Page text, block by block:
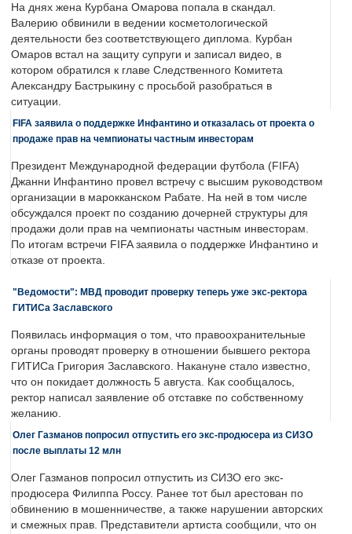
На днях жена Курбана Омарова попала в скандал.
Валерию обвинили в ведении косметологической
деятельности без соответствующего диплома. Курбан
Омаров встал на защиту супруги и записал видео, в
котором обратился к главе Следственного Комитета
Александру Бастрыкину с просьбой разобраться в
ситуации.
FIFA заявила о поддержке Инфантино и отказалась от проекта о
продаже прав на чемпионаты частным инвесторам
Президент Международной федерации футбола (FIFA)
Джанни Инфантино провел встречу с высшим руководством
организации в марокканском Рабате. На ней в том числе
обсуждался проект по созданию дочерней структуры для
продажи доли прав на чемпионаты частным инвесторам.
По итогам встречи FIFA заявила о поддержке Инфантино и
отказе от проекта.
"Ведомости": МВД проводит проверку теперь уже экс-ректора
ГИТИСа Заславского
Появилась информация о том, что правоохранительные
органы проводят проверку в отношении бывшего ректора
ГИТИСа Григория Заславского. Накануне стало известно,
что он покидает должность 5 августа. Как сообщалось,
ректор написал заявление об отставке по собственному
желанию.
Олег Газманов попросил отпустить его экс-продюсера из СИЗО
после выплаты 12 млн
Олег Газманов попросил отпустить из СИЗО его экс-
продюсера Филиппа Россу. Ранее тот был арестован по
обвинению в мошенничестве, а также нарушении авторских
и смежных прав. Представители артиста сообщили, что он